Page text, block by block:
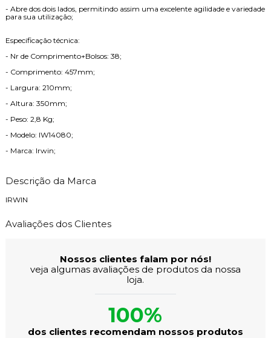
- Abre dos dois lados, permitindo assim uma excelente agilidade e variedade
para sua utilização;
Especificação técnica:
- Nr de Comprimento+Bolsos: 38;
- Comprimento: 457mm;
- Largura: 210mm;
- Altura: 350mm;
- Peso: 2,8 Kg;
- Modelo: IW14080;
- Marca: Irwin;
Descrição da Marca
IRWIN
Avaliações dos Clientes
Nossos clientes falam por nós!
veja algumas avaliações de produtos da nossa
loja.
100%
dos clientes recomendam nossos produtos